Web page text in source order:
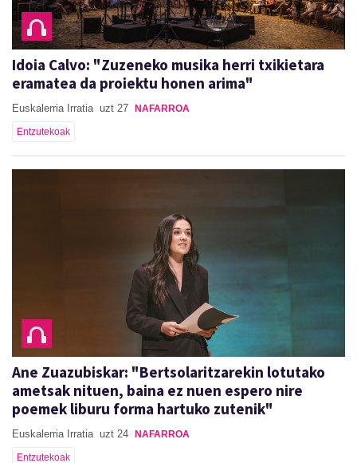
Idoia Calvo: "Zuzeneko musika herri txikietara
eramatea da proiektu honen arima"
Euskalerria Irratia uzt 27 NAFARROA
Entzutekoak
Ane Zuazubiskar: "Bertsolaritzarekin lotutako
ametsak nituen, baina ez nuen espero nire
poemek liburu forma hartuko zutenik"
Euskalerria Irratia uzt 24 NAFARROA
Entzutekoak